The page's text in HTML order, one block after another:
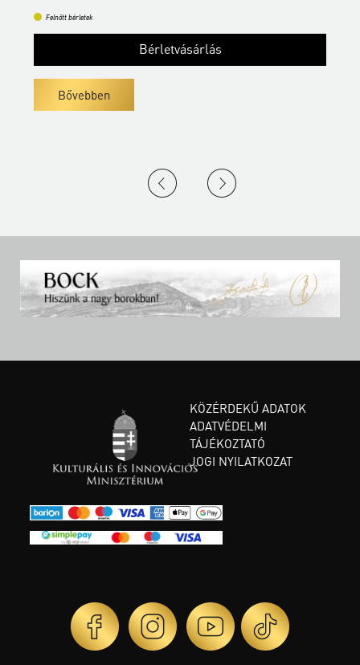
Felnőtt bérletek
Bérletvásárlás
Bővebben
KÖZÉRDEKŰ ADATOK
ADATVÉDELMI
TÁJÉKOZTATÓ
JOGI NYILATKOZAT